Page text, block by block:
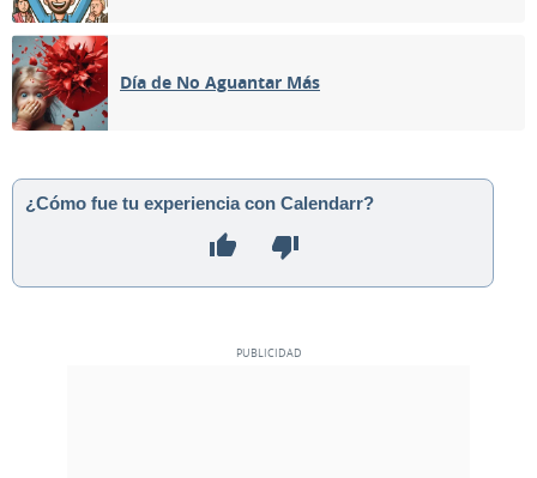
Día de No Aguantar Más
¿Cómo fue tu experiencia con Calendarr?